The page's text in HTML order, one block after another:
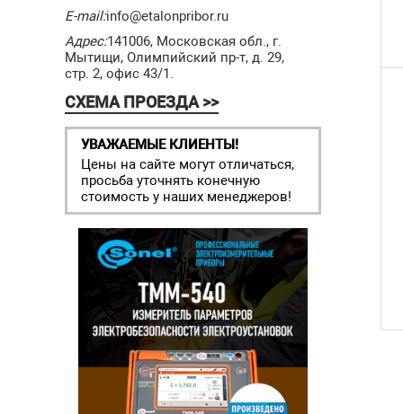
E-mail:info@etalonpribor.ru
Адрес:141006, Московская обл., г.
Мытищи, Олимпийский пр-т, д. 29,
стр. 2, офис 43/1.
СХЕМА ПРОЕЗДА >>
УВАЖАЕМЫЕ КЛИЕНТЫ!
Цены на сайте могут отличаться,
просьба уточнять конечную
стоимость у наших менеджеров!